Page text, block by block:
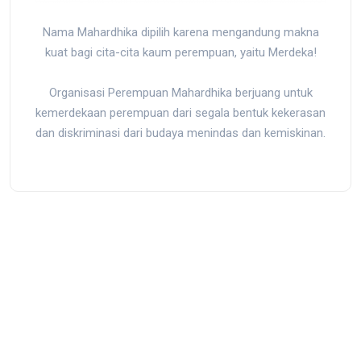
Nama Mahardhika dipilih karena mengandung makna
kuat bagi cita-cita kaum perempuan, yaitu Merdeka!
Organisasi Perempuan Mahardhika berjuang untuk
kemerdekaan perempuan dari segala bentuk kekerasan
dan diskriminasi dari budaya menindas dan kemiskinan.